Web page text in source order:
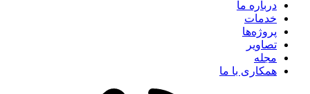
درباره ما
خدمات
پروژه‌ها
تصاویر
مجله
همکاری با ما